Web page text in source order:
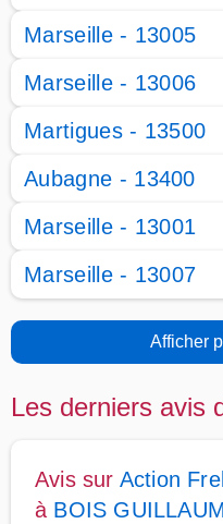
Marseille - 13005
Marseille - 13006
Martigues - 13500
Aubagne - 13400
Marseille - 13001
Marseille - 13007
Afficher
Les derniers avis
Avis sur Action
à BOIS